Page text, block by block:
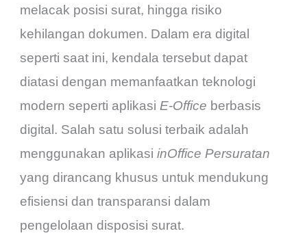
melacak posisi surat, hingga risiko
kehilangan dokumen. Dalam era digital
seperti saat ini, kendala tersebut dapat
diatasi dengan memanfaatkan teknologi
modern seperti aplikasi E-Office berbasis
digital. Salah satu solusi terbaik adalah
menggunakan aplikasiinOffice Persuratan
yang dirancang khusus untuk mendukung
efisiensi dan transparansi dalam
pengelolaan disposisi surat.